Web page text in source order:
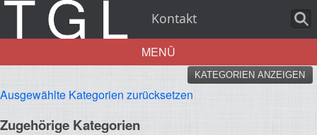
Kontakt
Aktuelles
MENÜ
KATEGORIEN ANZEIGEN
Ausgewählte Kategorien zurücksetzen
Zugehörige Kategorien